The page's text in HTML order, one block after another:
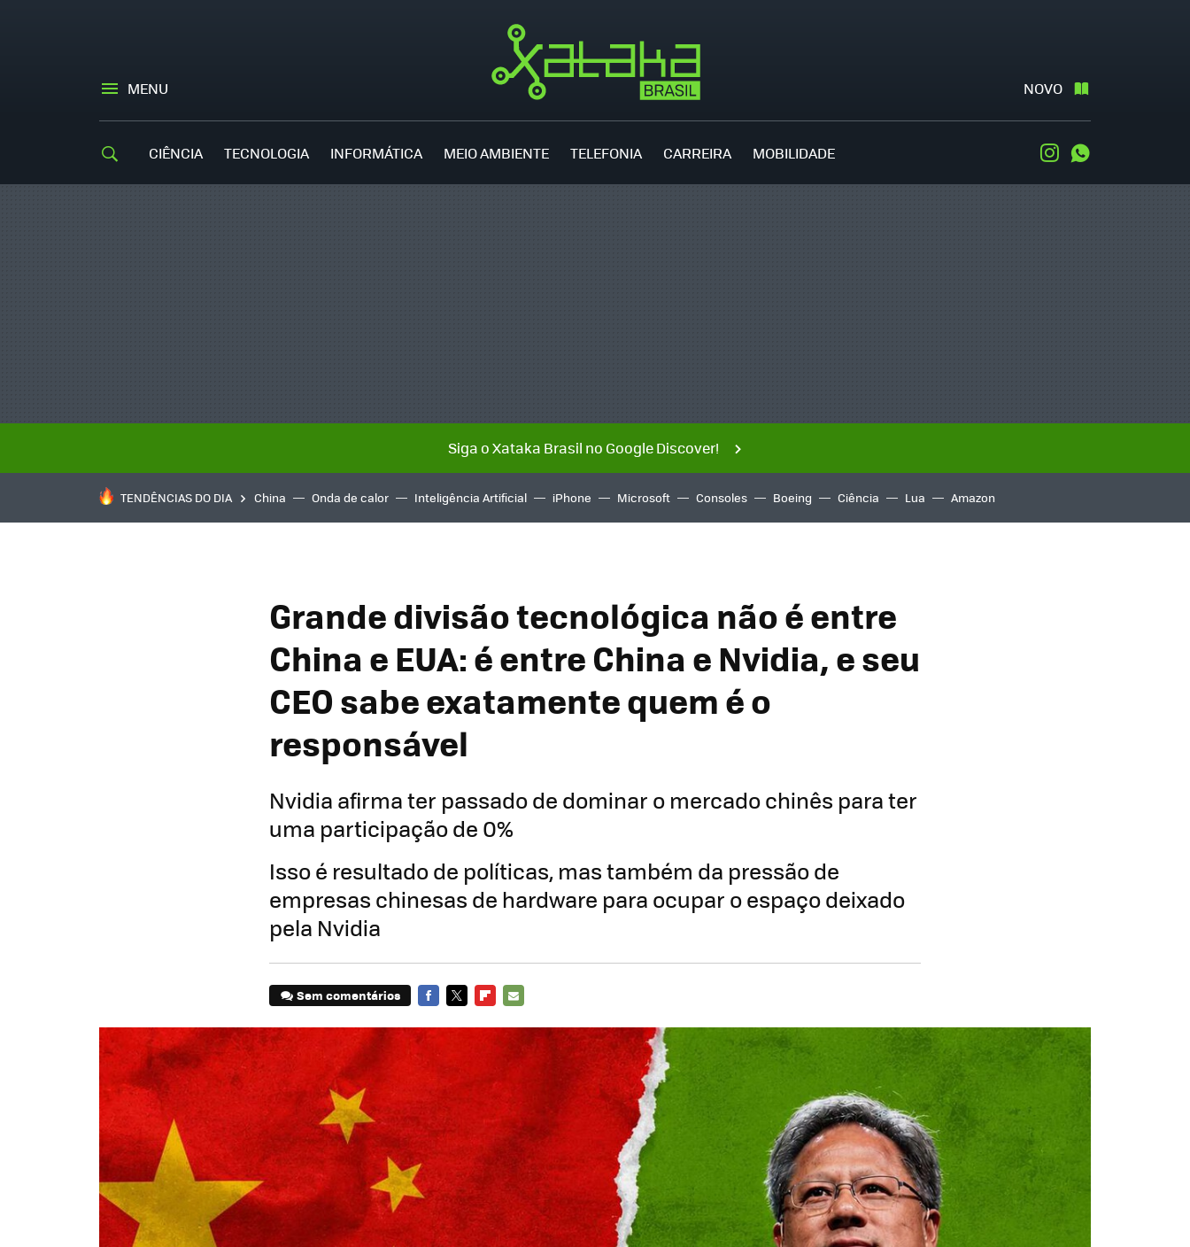
MENU NOVO
CIÊNCIA TECNOLOGIA INFORMÁTICA MEIO AMBIENTE TELEFONIA CARREIRA MOBILIDADE Instagram
Siga o Xataka Brasil no Google Discover!
TENDÊNCIAS DO DIA China Onda de calor Inteligência Artificial iPhone Microsoft Consoles Boeing Ciência Lua Amazon
Grande divisão tecnológica não é entre
China e EUA: é entre China e Nvidia, e seu
CEO sabe exatamente quem é o
responsável
Nvidia afirma ter passado de dominar o mercado chinês para ter
uma participação de 0%
Isso é resultado de políticas, mas também da pressão de
empresas chinesas de hardware para ocupar o espaço deixado
pela Nvidia
Sem comentários